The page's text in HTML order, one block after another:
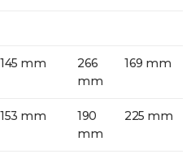
145 mm
266
mm
169 mm
153 mm
190
mm
225 mm